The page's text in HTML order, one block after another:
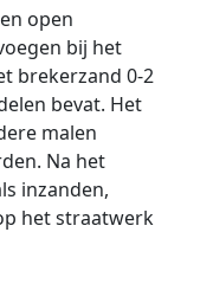
open
bij het
brekerzand 0-2
bevat. Het
malen
Na het
inzanden,
het straatwerk